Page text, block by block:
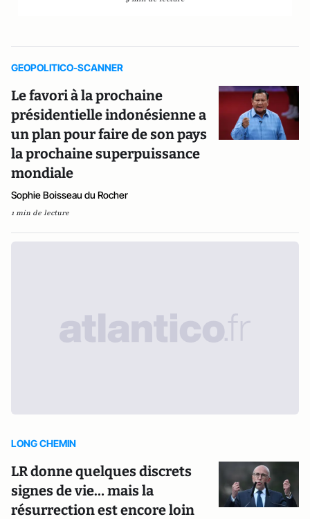
GEOPOLITICO-SCANNER
Le favori à la prochaine
présidentielle indonésienne a
un plan pour faire de son pays
la prochaine superpuissance
mondiale
Sophie Boisseau du Rocher
1 min de lecture
LONG CHEMIN
LR donne quelques discrets
signes de vie… mais la
résurrection est encore loin